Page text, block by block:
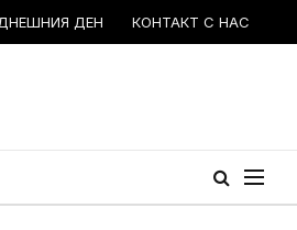
ДЕН КОНТАКТ С НАС